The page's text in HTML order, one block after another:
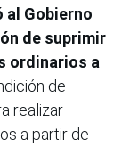
Gobierno
de suprimir
ordinarios a
de
realizar
a partir de